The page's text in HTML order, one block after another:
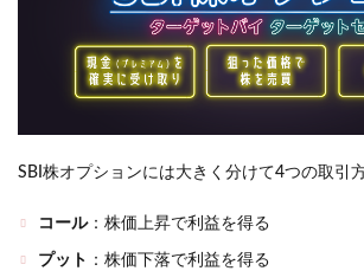
SBI株オプションには大きく分けて4つの取引
コール：株価上昇で利益を得る
プット ：株価下落で利益を得る